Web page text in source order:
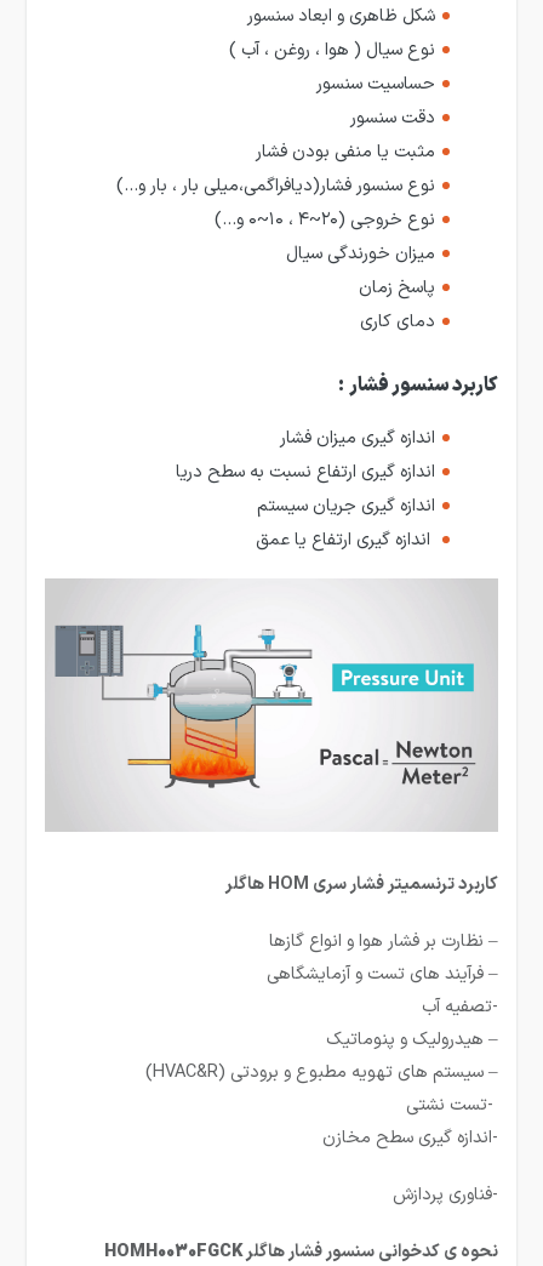
شکل ظاهری و ابعاد سنسور
نوع سیال ( هوا ، روغن ، آب )
حساسیت سنسور
دقت سنسور
مثبت یا منفی بودن فشار
نوع سنسور فشار(دیافراگمی،میلی بار ، بار و…)
نوع خروجی (۲۰~۴ ، ۱۰~۰ و…)
میزان خورندگی سیال
پاسخ زمان
دمای کاری
کاربرد سنسور فشار :
اندازه گیری میزان فشار
اندازه گیری ارتفاع نسبت به سطح دریا
اندازه گیری جریان سیستم
اندازه گیری ارتفاع یا عمق
کاربرد ترنسمیتر فشار سری HOM هاگلر
– نظارت بر فشار هوا و انواع گازها
– فرآیند های تست و آزمایشگاهی
-تصفیه آب
– هیدرولیک و پنوماتیک
– سیستم های تهویه مطبوع و برودتی (HVAC&R)
-تست نشتی
-اندازه گیری سطح مخازن
-فناوری پردازش
نحوه ی کدخوانی سنسور فشار هاگلرHOMH0030FGCK